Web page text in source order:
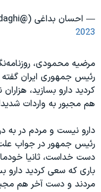
— احسان بداغی (@EhsanBodaghi)
2023
مرضیه محمودی،
رئیس جمهوری ایران
کردید دارو بسازید،
هم مجبور به واردات
دارو نیست و مردم در به
رئیس جمهور در جواب
دست خداست، ثانیا
باری که سعی کردید دارو
مردند و دست آخر هم